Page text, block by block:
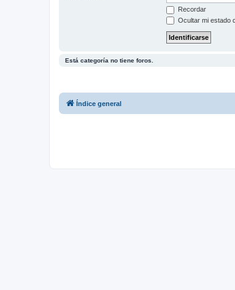
Recordar
Ocultar mi estado
Está categoría no tiene foros.
Índice general